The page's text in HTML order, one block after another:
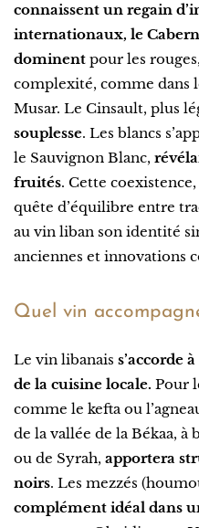
connaissent un regain
internationaux, le
dominent pour les
complexité, comme dans
Musar. Le Cinsault, plus
souplesse. Les blancs
le Sauvignon Blanc,
fruités. Cette
quête d’équilibre entre
au vin liban son identité
anciennes et innovations
Quel vin
Le vin libanais s’accorde
de la cuisine locale. Pour
comme le kefta ou
de la vallée de la Békaa, à
ou de Syrah, apportera
noirs. Les mezzés
complément idéal dans